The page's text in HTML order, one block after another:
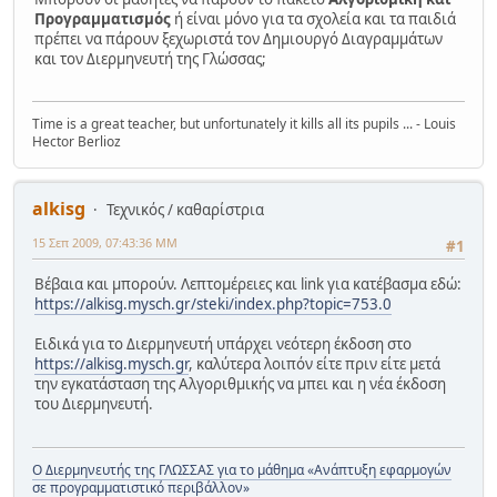
Προγραμματισμός ή είναι μόνο για τα σχολεία και τα παιδιά
πρέπει να πάρουν ξεχωριστά τον Δημιουργό Διαγραμμάτων
και τον Διερμηνευτή της Γλώσσας;
Time is a great teacher, but unfortunately it kills all its pupils ... - Louis
Hector Berlioz
alkisg
Τεχνικός / καθαρίστρια
#1
15 Σεπ 2009, 07:43:36 ΜΜ
Βέβαια και μπορούν. Λεπτομέρειες και link για κατέβασμα εδώ:
https://alkisg.mysch.gr/steki/index.php?topic=753.0
Ειδικά για το Διερμηνευτή υπάρχει νεότερη έκδοση στο
https://alkisg.mysch.gr, καλύτερα λοιπόν είτε πριν είτε μετά
την εγκατάσταση της Αλγοριθμικής να μπει και η νέα έκδοση
του Διερμηνευτή.
Ο Διερμηνευτής της ΓΛΩΣΣΑΣ για το μάθημα «Ανάπτυξη εφαρμογών
σε προγραμματιστικό περιβάλλον»